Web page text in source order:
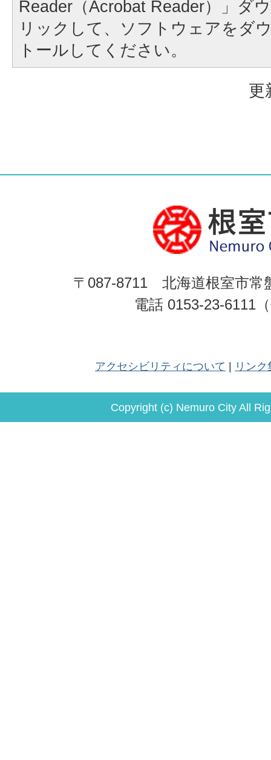
Reader（Acrobat Reader）」ダ
リックして、ソフトウェアをダ
トールしてください。
更
〒087-8711 北海道根室市常
電話 0153-23-6111
アクセシビリティについて リンク
Copyright (c) Nemuro City All